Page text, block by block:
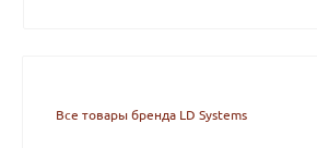
Все товары бренда LD Systems